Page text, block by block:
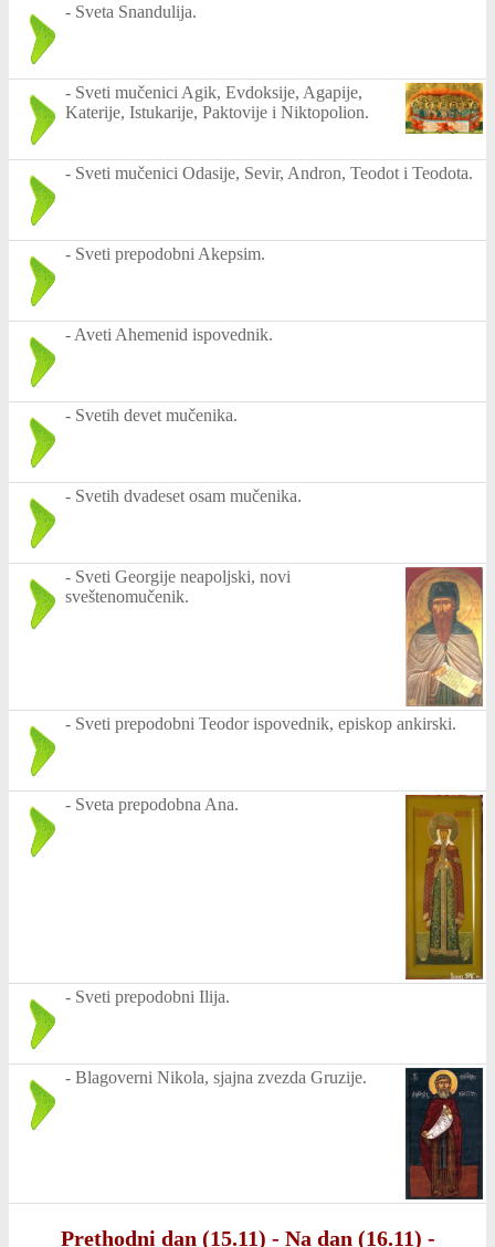
- Sveta Snandulija.
- Sveti mučenici Agik, Evdoksije, Agapije,
Katerije, Istukarije, Paktovije i Niktopolion.
- Sveti mučenici Odasije, Sevir, Andron, Teodot i Teodota.
- Sveti prepodobni Akepsim.
- Aveti Ahemenid ispovednik.
- Svetih devet mučenika.
- Svetih dvadeset osam mučenika.
- Sveti Georgije neapoljski, novi
sveštenomučenik.
- Sveti prepodobni Teodor ispovednik, episkop ankirski.
- Sveta prepodobna Ana.
- Sveti prepodobni Ilija.
- Blagoverni Nikola, sjajna zvezda Gruzije.
Prethodni dan (15.11) - Na dan (16.11) -